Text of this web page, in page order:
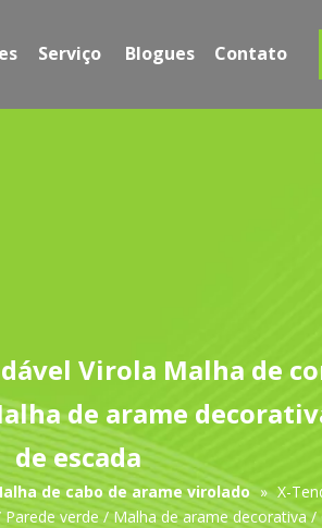
Serviço Blogues Contato
Virola Malha de
de arame
de escada
de cabo de arame virolado » X-
verde / Malha de arame decorativa